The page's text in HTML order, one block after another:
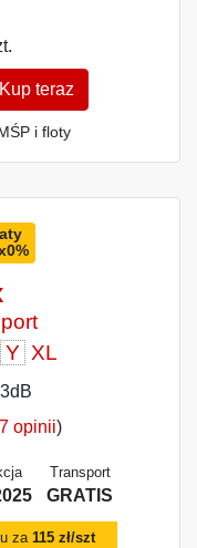
Kup teraz
i floty
Y XL
opinii)
Transport
GRATIS
za 115 zł/szt